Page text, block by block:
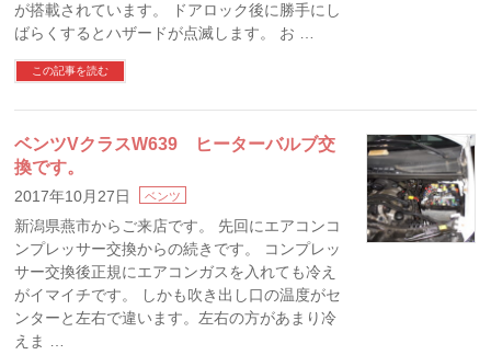
が搭載されています。 ドアロック後に勝手にし
ばらくするとハザードが点滅します。 お …
この記事を読む
ベンツVクラスW639 ヒーターバルブ交
換です。
2017年10月27日 ベンツ
新潟県燕市からご来店です。 先回にエアコンコ
ンプレッサー交換からの続きです。 コンプレッ
サー交換後正規にエアコンガスを入れても冷え
がイマイチです。 しかも吹き出し口の温度がセ
ンターと左右で違います。左右の方があまり冷
えま …